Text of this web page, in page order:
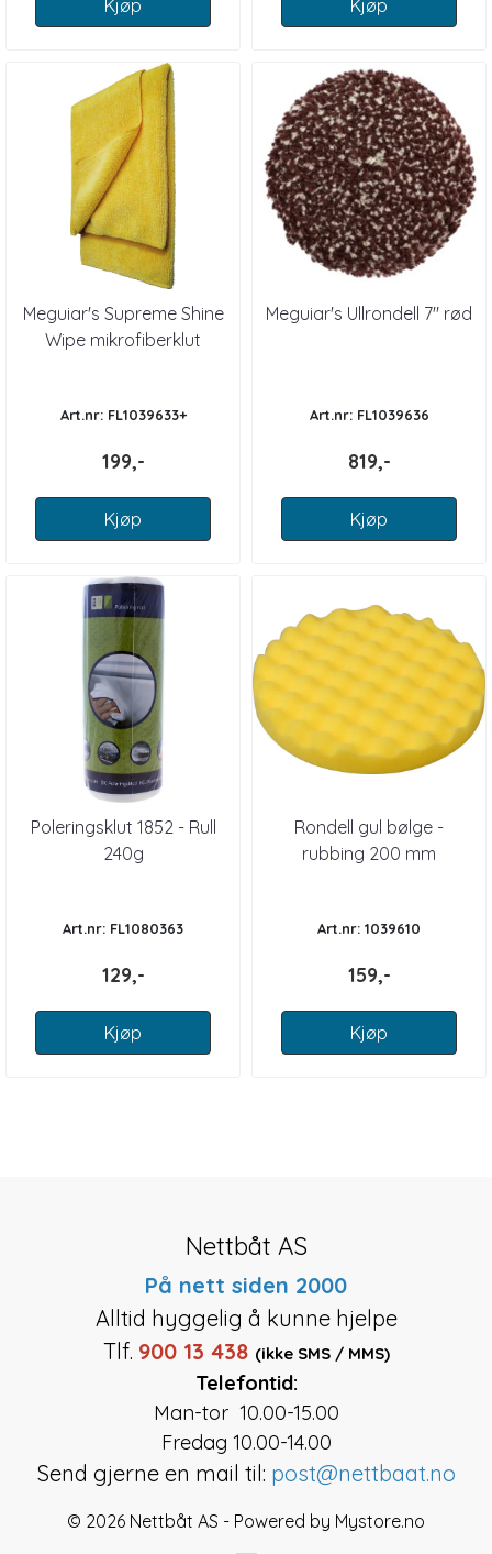
Kjøp Kjøp
Meguiar's Supreme Shine
Wipe mikrofiberklut
Art.nr: FL1039633+
199,-
Kjøp
Meguiar's Ullrondell 7" rød
Art.nr: FL1039636
819,-
Kjøp
Poleringsklut 1852 - Rull
240g
Art.nr: FL1080363
129,-
Kjøp
Rondell gul bølge -
rubbing 200 mm
Art.nr: 1039610
159,-
Kjøp
Nettbåt AS
På nett siden 2000
Alltid hyggelig å kunne hjelpe
Tlf. 900 13 438 (ikke SMS / MMS)
Telefontid:
Man-tor 10.00-15.00
Fredag 10.00-14.00
Send gjerne en mail til: post@nettbaat.no
© 2026 Nettbåt AS - Powered by Mystore.no